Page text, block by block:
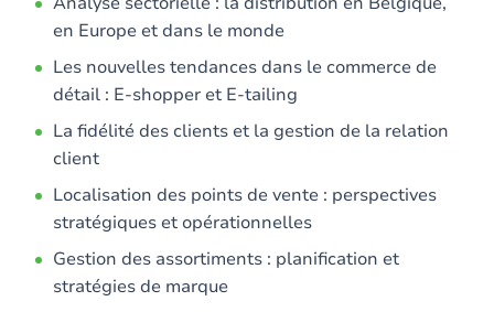
en Europe et dans le monde
Les nouvelles tendances dans le commerce de
détail : E-shopper et E-tailing
La fidélité des clients et la gestion de la relation
client
Localisation des points de vente : perspectives
stratégiques et opérationnelles
Gestion des assortiments : planification et
stratégies de marque